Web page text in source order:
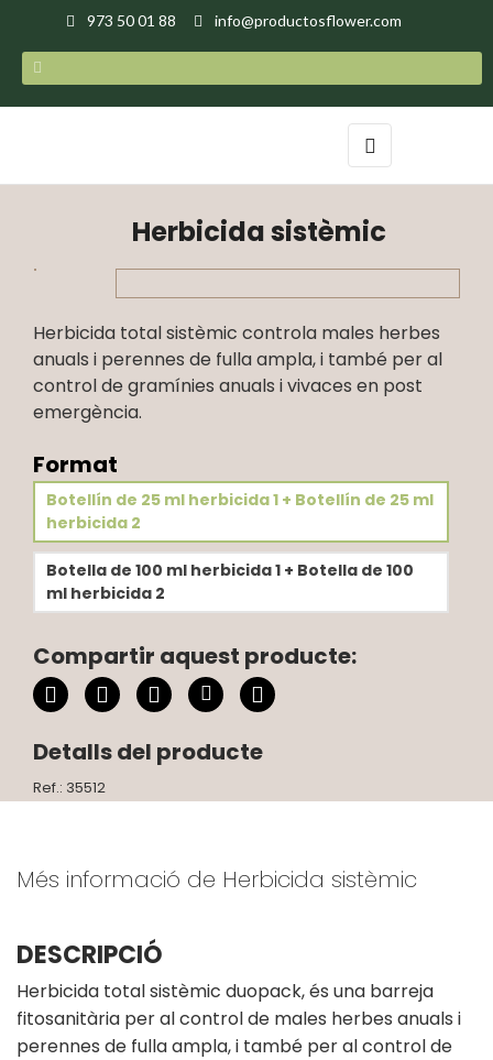
973 50 01 88 info@productosflower.com
Toggle
navigation
☰
Herbicida sistèmic
Herbicida total sistèmic controla males herbes
anuals i perennes de fulla ampla, i també per al
control de gramínies anuals i vivaces en post
emergència.
Format
Botellín de 25 ml herbicida 1 + Botellín de 25 ml
herbicida 2
Botella de 100 ml herbicida 1 + Botella de 100
ml herbicida 2
Compartir aquest producte:
Detalls del producte
Ref.: 35512
Més informació de Herbicida sistèmic
DESCRIPCIÓ
Herbicida total sistèmic duopack, és una barreja
fitosanitària per al control de males herbes anuals i
perennes de fulla ampla, i també per al control de